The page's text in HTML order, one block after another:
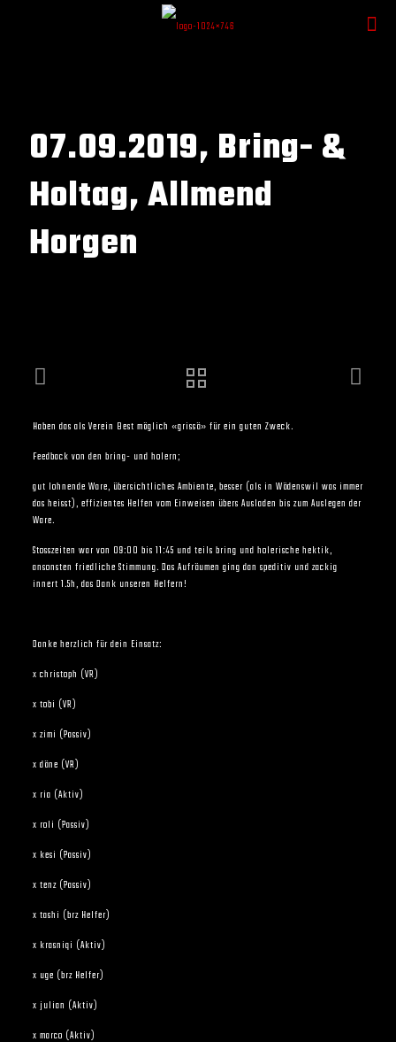
07.09.2019, Bring- &
Holtag, Allmend
Horgen
Haben das als Verein Best möglich «grissä» für ein guten Zweck.
Feedback von den bring- und holern;
gut lohnende Ware, übersichtliches Ambiente, besser (als in Wädenswil was immer
das heisst), effizientes Helfen vom Einweisen übers Ausladen bis zum Auslegen der
Ware.
Stosszeiten war von 09:00 bis 11:45 und teils bring und holerische hektik,
ansonsten friedliche Stimmung. Das Aufräumen ging dan speditiv und zackig
innert 1.5h, das Dank unseren Helfern!
Danke herzlich für dein Einsatz:
x christoph (VR)
x tobi (VR)
x zimi (Passiv)
x däne (VR)
x ria (Aktiv)
x roli (Passiv)
x kesi (Passiv)
x tenz (Passiv)
x tashi (brz Helfer)
x krasniqi (Aktiv)
x uge (brz Helfer)
x julian (Aktiv)
x marco (Aktiv)